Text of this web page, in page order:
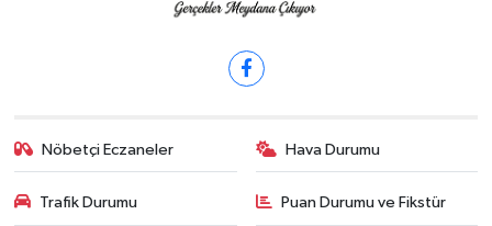
Nöbetçi Eczaneler Hava Durumu
Trafik Durumu Puan Durumu ve Fikstür